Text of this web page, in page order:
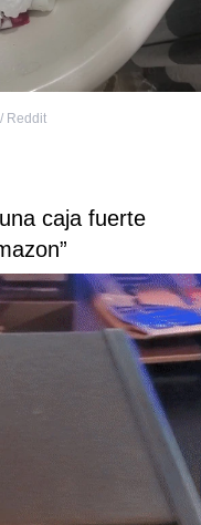
Reddit
caja fuerte